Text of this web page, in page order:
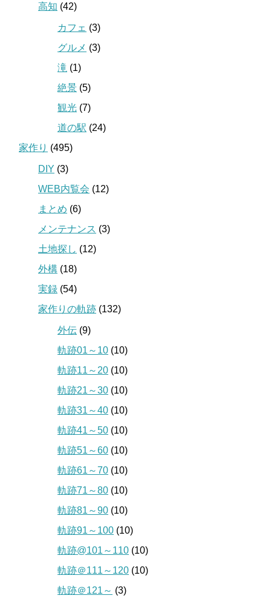
高知 (42)
カフェ (3)
グルメ (3)
滝 (1)
絶景 (5)
観光 (7)
道の駅 (24)
家作り (495)
DIY (3)
WEB内覧会 (12)
まとめ (6)
メンテナンス (3)
土地探し (12)
外構 (18)
実録 (54)
家作りの軌跡 (132)
外伝 (9)
軌跡01～10 (10)
軌跡11～20 (10)
軌跡21～30 (10)
軌跡31～40 (10)
軌跡41～50 (10)
軌跡51～60 (10)
軌跡61～70 (10)
軌跡71～80 (10)
軌跡81～90 (10)
軌跡91～100 (10)
軌跡@101～110 (10)
軌跡＠111～120 (10)
軌跡＠121～ (3)